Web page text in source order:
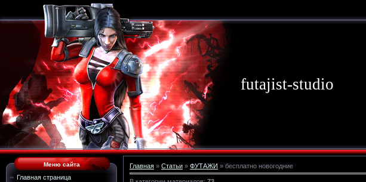
futajist-studio
Меню сайта
Главная страница
Главная » Статьи » ФУТАЖИ » бесплатно новогодние